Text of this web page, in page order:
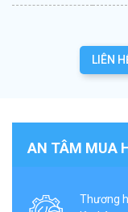
LIÊN
AN TÂM MUA
Thương